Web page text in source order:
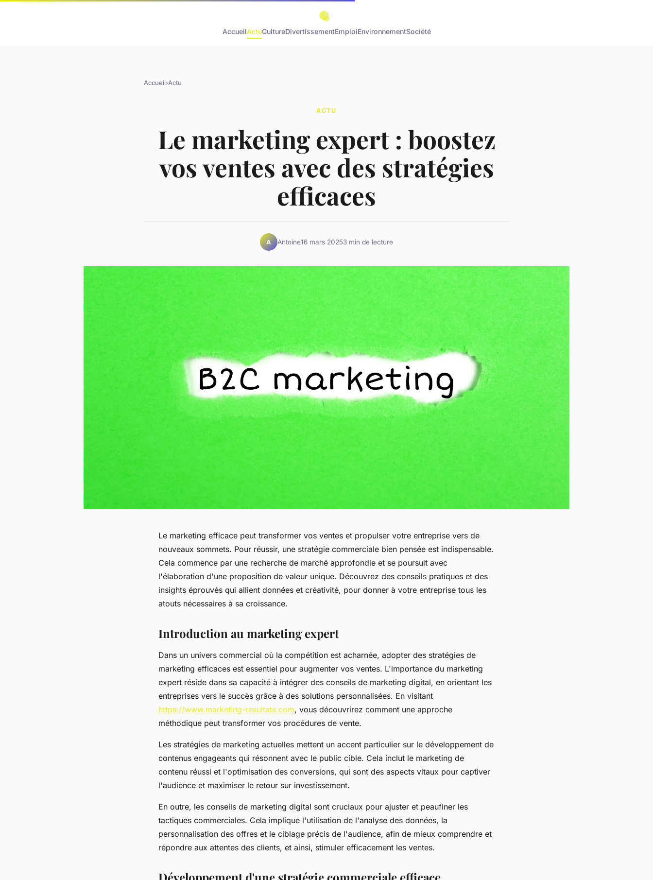
AccueilActuCultureDivertissementEmploiEnvironnementSociété
Accueil›Actu
ACTU
Le marketing expert : boostez
vos ventes avec des stratégies
efficaces
A Antoine16 mars 20253 min de lecture
Le marketing efficace peut transformer vos ventes et propulser votre entreprise vers de
nouveaux sommets. Pour réussir, une stratégie commerciale bien pensée est indispensable.
Cela commence par une recherche de marché approfondie et se poursuit avec
l'élaboration d'une proposition de valeur unique. Découvrez des conseils pratiques et des
insights éprouvés qui allient données et créativité, pour donner à votre entreprise tous les
atouts nécessaires à sa croissance.
Introduction au marketing expert
Dans un univers commercial où la compétition est acharnée, adopter des stratégies de
marketing efficaces est essentiel pour augmenter vos ventes. L'importance du marketing
expert réside dans sa capacité à intégrer des conseils de marketing digital, en orientant les
entreprises vers le succès grâce à des solutions personnalisées. En visitant
https://www.marketing-resultats.com, vous découvrirez comment une approche
méthodique peut transformer vos procédures de vente.
Les stratégies de marketing actuelles mettent un accent particulier sur le développement de
contenus engageants qui résonnent avec le public cible. Cela inclut le marketing de
contenu réussi et l'optimisation des conversions, qui sont des aspects vitaux pour captiver
l'audience et maximiser le retour sur investissement.
En outre, les conseils de marketing digital sont cruciaux pour ajuster et peaufiner les
tactiques commerciales. Cela implique l'utilisation de l'analyse des données, la
personnalisation des offres et le ciblage précis de l'audience, afin de mieux comprendre et
répondre aux attentes des clients, et ainsi, stimuler efficacement les ventes.